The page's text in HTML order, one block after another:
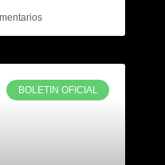
BOLETIN OFICIAL